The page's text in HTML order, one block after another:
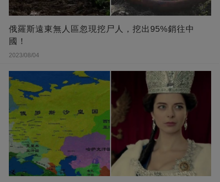
俄羅斯遠東無人區忽現挖尸人，挖出95%銷往中
國！
2023/08/04